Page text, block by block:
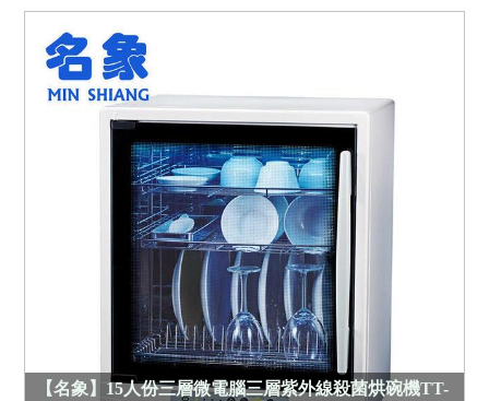
【名象】15人份三層微電腦三層紫外線殺菌烘碗機TT-